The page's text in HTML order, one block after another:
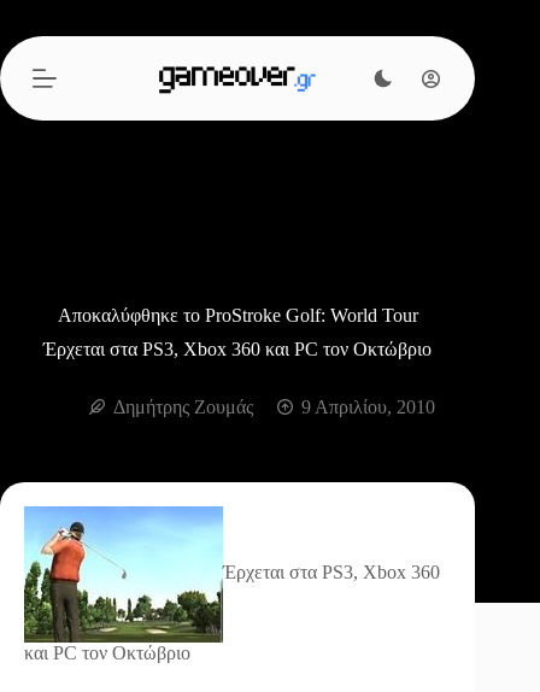
περιεχόμενο
Αποκαλύφθηκε το ProStroke Golf: World Tour
Έρχεται στα PS3, Xbox 360 και PC τον Οκτώβριο
Δημήτρης Ζουμάς 9 Απριλίου, 2010
Έρχεται στα PS3, Xbox 360
και PC τον Οκτώβριο